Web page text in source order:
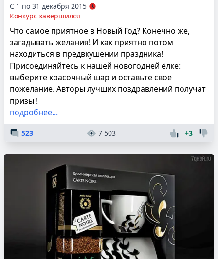
С 1 по 31 декабря 2015
Конкурс завершился
Что самое приятное в Новый Год? Конечно же,
загадывать желания! И как приятно потом
находиться в предвкушении праздника!
Присоединяйтесь к нашей новогодней ёлке:
выберите красочный шар и оставьте свое
пожелание. Авторы лучших поздравлений получат
призы !
подробнее...
523 7 503 +3